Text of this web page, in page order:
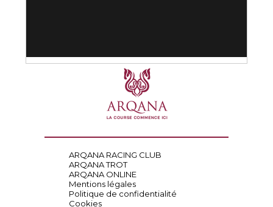
ARQANA RACING CLUB
ARQANA TROT
ARQANA ONLINE
Mentions légales
Politique de confidentialité
Cookies